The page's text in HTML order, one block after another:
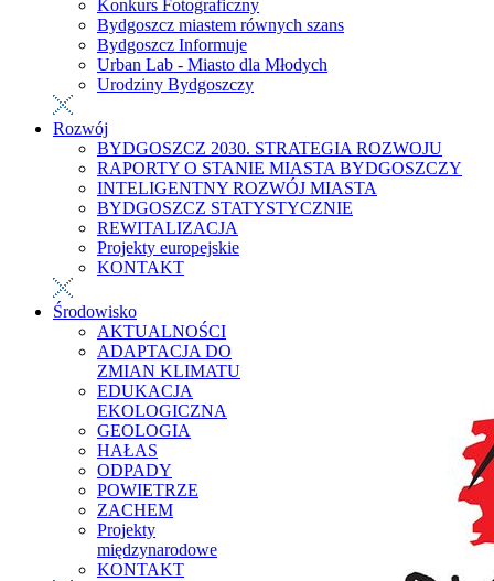
Konkurs Fotograficzny
Bydgoszcz miastem równych szans
Bydgoszcz Informuje
Urban Lab - Miasto dla Młodych
Urodziny Bydgoszczy
Rozwój
BYDGOSZCZ 2030. STRATEGIA ROZWOJU
RAPORTY O STANIE MIASTA BYDGOSZCZY
INTELIGENTNY ROZWÓJ MIASTA
BYDGOSZCZ STATYSTYCZNIE
REWITALIZACJA
Projekty europejskie
KONTAKT
Środowisko
AKTUALNOŚCI
ADAPTACJA DO
ZMIAN KLIMATU
EDUKACJA
EKOLOGICZNA
GEOLOGIA
HAŁAS
ODPADY
POWIETRZE
ZACHEM
Projekty
międzynarodowe
KONTAKT